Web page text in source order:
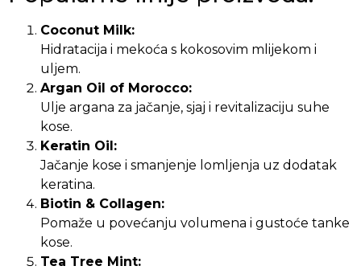
Coconut Milk:
Hidratacija i mekoća s kokosovim mlijekom i
uljem.
Argan Oil of Morocco:
Ulje argana za jačanje, sjaj i revitalizaciju suhe
kose.
Keratin Oil:
Jačanje kose i smanjenje lomljenja uz dodatak
keratina.
Biotin & Collagen:
Pomaže u povećanju volumena i gustoće tanke
kose.
Tea Tree Mint: